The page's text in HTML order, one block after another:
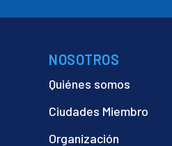
NOSOTROS
Quiénes somos
Ciudades Miembro
Organización